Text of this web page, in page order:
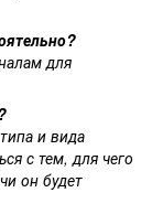
для
и вида
с тем, для чего
он будет